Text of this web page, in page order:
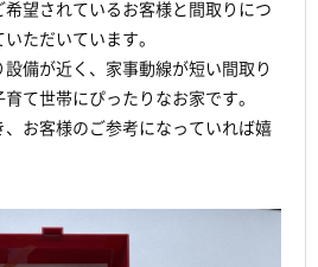
望されているお客様と間取りにつ
ただいています。
備が近く、家事動線が短い間取り
て世帯にぴったりなお家です。
、お客様のご参考になっていれば嬉